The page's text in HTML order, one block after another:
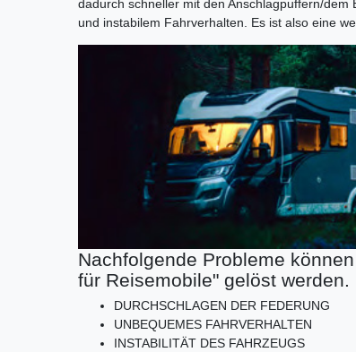
dadurch schneller mit den Anschlagpuffern/
und instabilem Fahrverhalten. Es ist also eine
Nachfolgende Probleme
für Reisemobile" gelöst werden.
DURCHSCHLAGEN DER FEDERUNG
UNBEQUEMES FAHRVERHALTEN
INSTABILITÄT DES FAHRZEUGS